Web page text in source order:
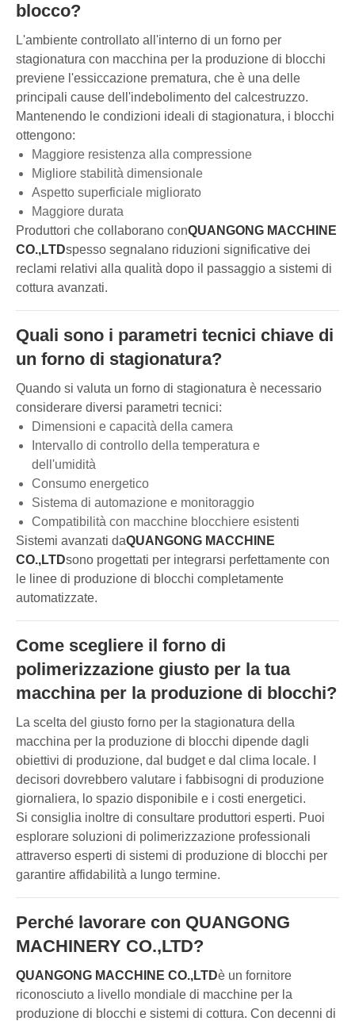
blocco?
L'ambiente controllato all'interno di un forno per
stagionatura con macchina per la produzione di blocchi
previene l'essiccazione prematura, che è una delle
principali cause dell'indebolimento del calcestruzzo.
Mantenendo le condizioni ideali di stagionatura, i blocchi
ottengono:
Maggiore resistenza alla compressione
Migliore stabilità dimensionale
Aspetto superficiale migliorato
Maggiore durata
Produttori che collaborano conQUANGONG MACCHINE
CO.,LTDspesso segnalano riduzioni significative dei
reclami relativi alla qualità dopo il passaggio a sistemi di
cottura avanzati.
Quali sono i parametri tecnici chiave di
un forno di stagionatura?
Quando si valuta un forno di stagionatura è necessario
considerare diversi parametri tecnici:
Dimensioni e capacità della camera
Intervallo di controllo della temperatura e
dell'umidità
Consumo energetico
Sistema di automazione e monitoraggio
Compatibilità con macchine blocchiere esistenti
Sistemi avanzati daQUANGONG MACCHINE
CO.,LTDsono progettati per integrarsi perfettamente con
le linee di produzione di blocchi completamente
automatizzate.
Come scegliere il forno di
polimerizzazione giusto per la tua
macchina per la produzione di blocchi?
La scelta del giusto forno per la stagionatura della
macchina per la produzione di blocchi dipende dagli
obiettivi di produzione, dal budget e dal clima locale. I
decisori dovrebbero valutare i fabbisogni di produzione
giornaliera, lo spazio disponibile e i costi energetici.
Si consiglia inoltre di consultare produttori esperti. Puoi
esplorare soluzioni di polimerizzazione professionali
attraverso esperti di sistemi di produzione di blocchi per
garantire affidabilità a lungo termine.
Perché lavorare con QUANGONG
MACHINERY CO.,LTD?
QUANGONG MACCHINE CO.,LTDè un fornitore
riconosciuto a livello mondiale di macchine per la
produzione di blocchi e sistemi di cottura. Con decenni di